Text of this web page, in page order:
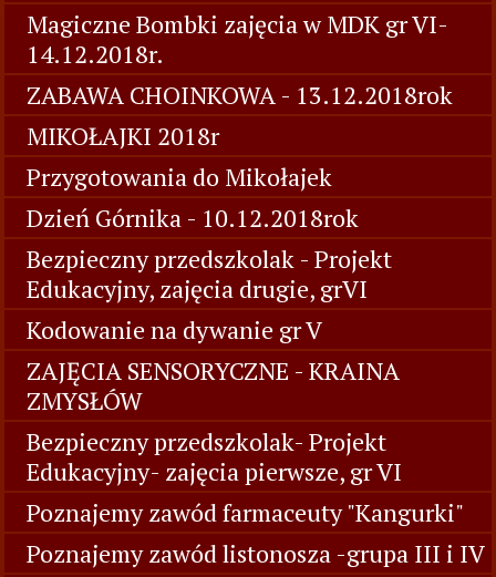
Magiczne Bombki zajęcia w MDK gr VI-
14.12.2018r.
ZABAWA CHOINKOWA - 13.12.2018rok
MIKOŁAJKI 2018r
Przygotowania do Mikołajek
Dzień Górnika - 10.12.2018rok
Bezpieczny przedszkolak - Projekt
Edukacyjny, zajęcia drugie, grVI
Kodowanie na dywanie gr V
ZAJĘCIA SENSORYCZNE - KRAINA
ZMYSŁÓW
Bezpieczny przedszkolak- Projekt
Edukacyjny- zajęcia pierwsze, gr VI
Poznajemy zawód farmaceuty "Kangurki"
Poznajemy zawód listonosza -grupa III i IV